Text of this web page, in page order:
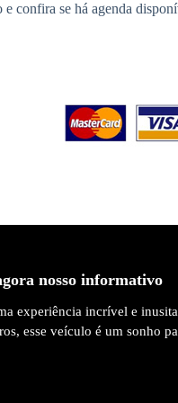
confira se há agenda
nosso informativo
experiência incrível e
esse veículo é um sonho